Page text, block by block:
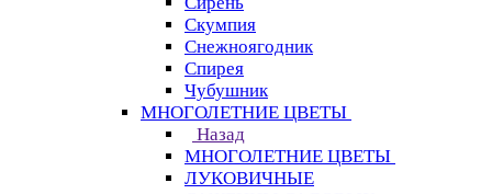
Скумпия
Снежноягодник
Спирея
Чубушник
МНОГОЛЕТНИЕ ЦВЕТЫ
Назад
МНОГОЛЕТНИЕ ЦВЕТЫ
ЛУКОВИЧНЫЕ